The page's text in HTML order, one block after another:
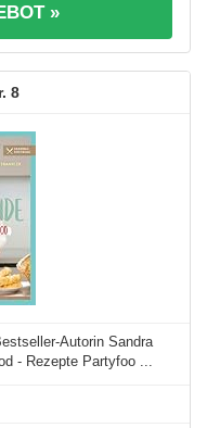
»
8
Autorin Sandra
- Rezepte Partyfoo ...